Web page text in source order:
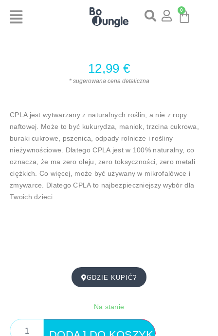
0
12,99 €
* sugerowana cena detaliczna
CPLA jest wytwarzany z naturalnych roślin, a nie z ropy
naftowej. Może to być kukurydza, maniok, trzcina cukrowa,
buraki cukrowe, pszenica, odpady rolnicze i rośliny
nieżywnościowe. Dlatego CPLA jest w 100% naturalny, co
oznacza, że ma zero oleju, zero toksyczności, zero metali
ciężkich. Co więcej, może być używany w mikrofalówce i
zmywarce. Dlatego CPLA to najbezpieczniejszy wybór dla
Twoich dzieci.
GDZIE KUPIĆ?
Na stanie